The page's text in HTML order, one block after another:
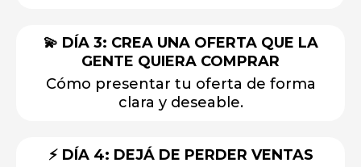
💫 DÍA 3: CREA UNA OFERTA QUE LA
GENTE QUIERA COMPRAR
Cómo presentar tu oferta de forma
clara y deseable.
⚡ DÍA 4: DEJÁ DE PERDER VENTAS